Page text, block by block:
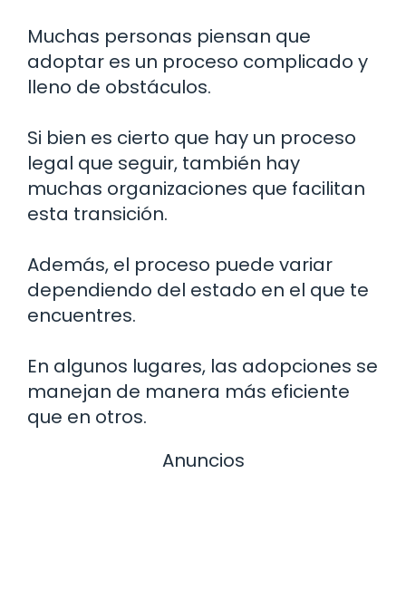
Muchas personas piensan que
adoptar es un proceso complicado y
lleno de obstáculos.
Si bien es cierto que hay un proceso
legal que seguir, también hay
muchas organizaciones que facilitan
esta transición.
Además, el proceso puede variar
dependiendo del estado en el que te
encuentres.
En algunos lugares, las adopciones se
manejan de manera más eficiente
que en otros.
Anuncios